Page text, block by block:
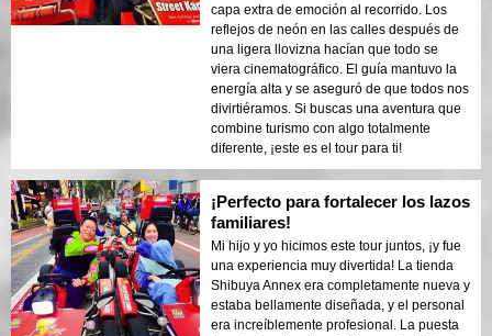
capa extra de emoción al recorrido. Los
reflejos de neón en las calles después de
una ligera llovizna hacían que todo se
viera cinematográfico. El guía mantuvo la
energía alta y se aseguró de que todos nos
divirtiéramos. Si buscas una aventura que
combine turismo con algo totalmente
diferente, ¡este es el tour para ti!
¡Perfecto para fortalecer los lazos
familiares!
Mi hijo y yo hicimos este tour juntos, ¡y fue
una experiencia muy divertida! La tienda
Shibuya Annex era completamente nueva y
estaba bellamente diseñada, y el personal
era increíblemente profesional. La puesta